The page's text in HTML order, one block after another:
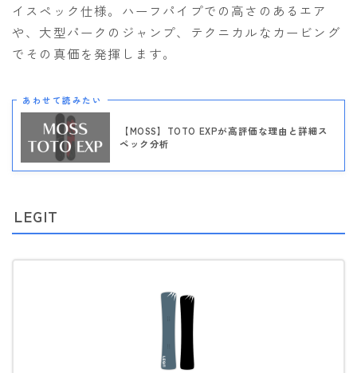
イスペック仕様。ハーフパイプでの高さのあるエア
や、大型パークのジャンプ、テクニカルなカービング
でその真価を発揮します。
あわせて読みたい
【MOSS】TOTO EXPが高評価な理由と詳細ス
ペック分析
LEGIT